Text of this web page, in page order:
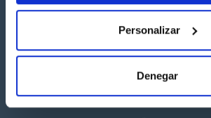
Personalizar
Denegar
Síguenos: